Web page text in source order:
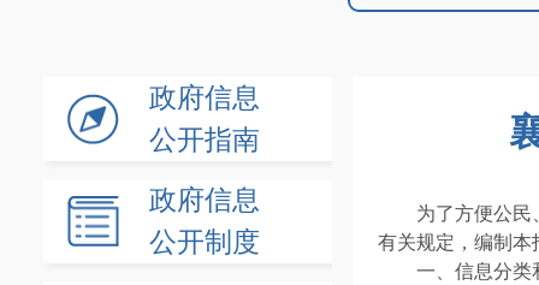
政府信息
公开指南
政府信息
公开制度
为了方便公民
有关规定，编制
一、信息分